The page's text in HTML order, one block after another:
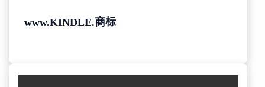
www.KINDLE.商标